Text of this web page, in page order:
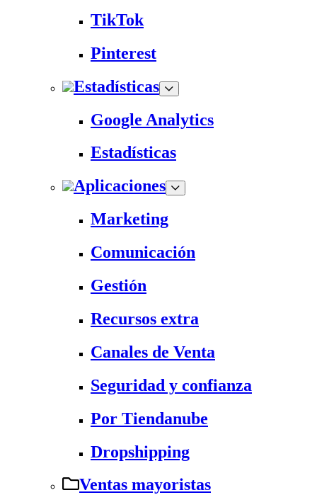
TikTok
Pinterest
Estadísticas
Google Analytics
Estadísticas
Aplicaciones
Marketing
Comunicación
Gestión
Recursos extra
Canales de Venta
Seguridad y confianza
Por Tiendanube
Dropshipping
Ventas mayoristas